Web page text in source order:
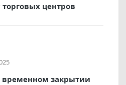
центров
временном закрытии